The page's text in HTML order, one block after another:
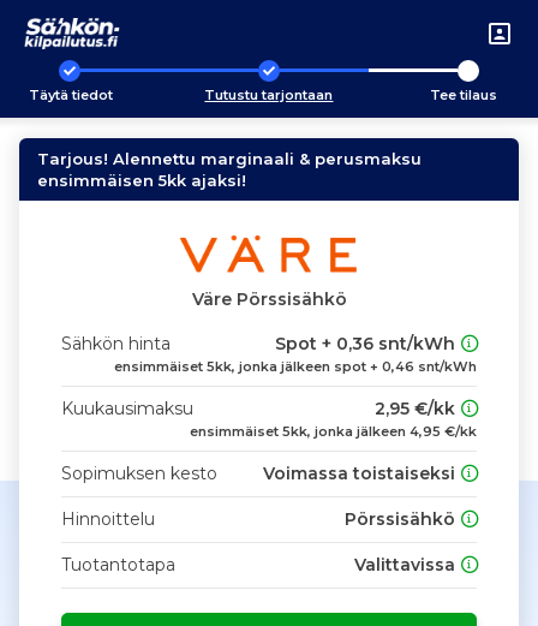
Täytä tiedot Tutustu tarjontaan Tee tilaus
Tarjous! Alennettu marginaali & perusmaksu
ensimmäisen 5kk ajaksi!
Väre Pörssisähkö
Sähkön hinta Spot + 0,36 snt/kWh
ensimmäiset 5kk, jonka jälkeen spot + 0,46 snt/kWh
Kuukausimaksu 2,95 €/kk
ensimmäiset 5kk, jonka jälkeen 4,95 €/kk
Sopimuksen kesto Voimassa toistaiseksi
Hinnoittelu Pörssisähkö
Tuotantotapa Valittavissa